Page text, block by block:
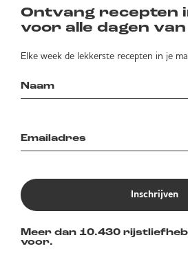
Ontvang recepten
voor alle dagen
Elke week de lekkerste recepten in je
Inschrijven
Meer dan 10.430
voor.